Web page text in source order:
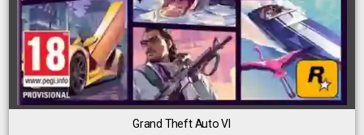
Grand Theft Auto VI